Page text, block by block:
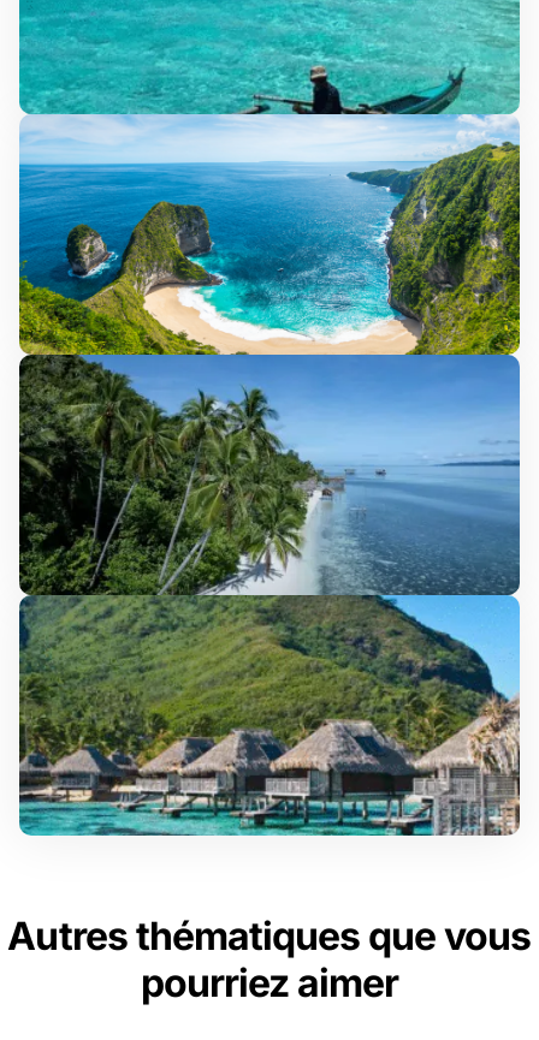
Autres thématiques que vous
pourriez aimer